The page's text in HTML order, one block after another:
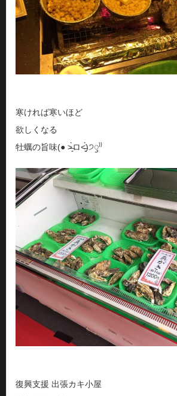
寒ければ寒いほど
欲しくなる
牡蠣の旨味(● ˃̶͈̀ロ˂̶͈́)੭ꠥ⁾⁾
復興支援 出張カキ小屋